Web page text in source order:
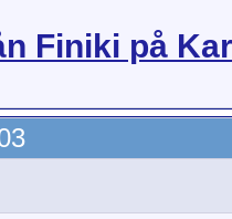
Finiki på